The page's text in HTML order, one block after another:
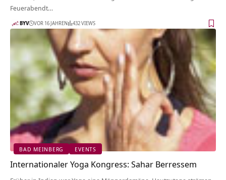
Feuerabendt…
BYV VOR 16 JAHREN 432 VIEWS
BAD MEINBERG EVENTS
Internationaler Yoga Kongress: Sahar Berressem